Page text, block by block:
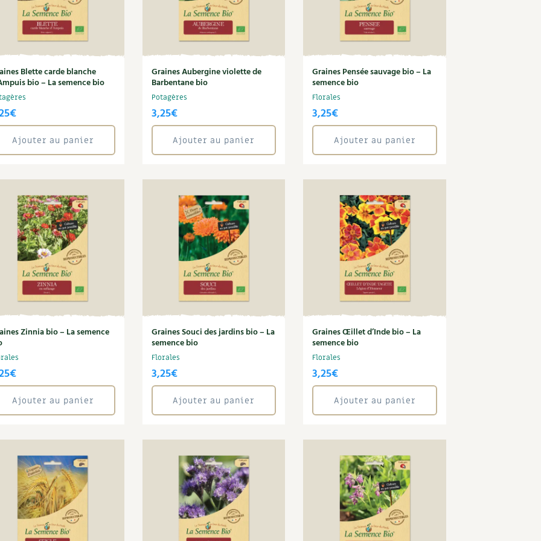
Blette carde blanche
bio – La semence bio
€
Ajouter au panier
Graines Aubergine violette de
Barbentane bio
Potagères
3,25€
Ajouter au panier
Graines Pensée sauvage bio – La
semence bio
Florales
3,25€
Ajouter au panier
Zinnia bio – La semence
€
Ajouter au panier
Graines Souci des jardins bio – La
semence bio
Florales
3,25€
Ajouter au panier
Graines Œillet d’Inde bio – La
semence bio
Florales
3,25€
Ajouter au panier